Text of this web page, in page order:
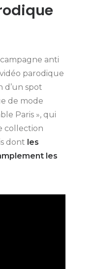
anti
parodique
d’un spot
de mode
Paris », qui
collection
dont les
les